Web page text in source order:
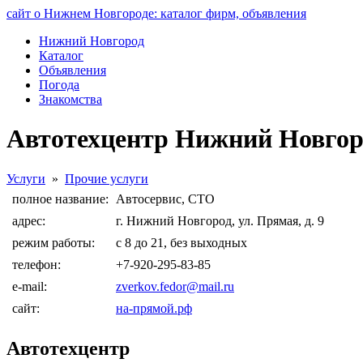
сайт о Нижнем Новгороде: каталог фирм, объявления
Нижний Новгород
Каталог
Объявления
Погода
Знакомства
Автотехцентр Нижний
Услуги » Прочие услуги
полное название:
Автосервис, СТО
адрес:
г. Нижний Новгород, ул. Прямая, д. 9
режим работы:
с 8 до 21, без выходных
телефон:
+7-920-295-83-85
e-mail:
zverkov.fedor@mail.ru
сайт:
на-прямой.рф
Автотехцентр